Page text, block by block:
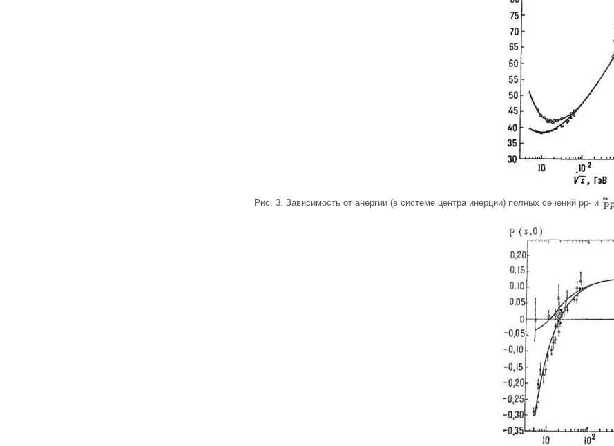
Рис. 3. Зависимость от анергии (в системе центра инерции) полных сечений рр- и